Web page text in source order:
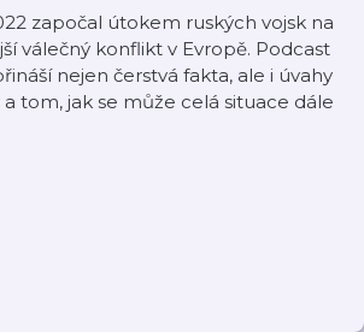
započal útokem ruských vojsk na
válečný konflikt v Evropě. Podcast
nejen čerstvá fakta, ale i úvahy
tom, jak se může celá situace dále